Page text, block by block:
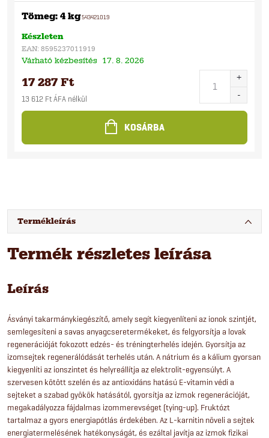
Tömeg: 4 kg543421019
Készleten
EAN: 8595237011919
Várható kézbesítés 17. 8. 2026
17 287 Ft
13 612 Ft ÁFA nélkül
KOSÁRBA
Termékleírás
Termék részletes leírása
Leírás
Ásványi takarmánykiegészítő, amely segít kiegyenlíteni az ionok szintjét,
semlegesíteni a savas anyagcseretermékeket, és felgyorsítja a lovak
regenerációját fokozott edzés- és tréningterhelés idején. Gyorsítja az
izomsejtek regenerálódását terhelés után. A nátrium és a kálium gyorsan
kiegyenlíti az ionszintet és helyreállítja az elektrolit-egyensúlyt. A
szervesen kötött szelén és az antioxidáns hatású E-vitamin védi a
sejteket a szabad gyökök hatásától, gyorsítja az izmok regenerációját,
megakadályozza fájdalmas izommerevséget (tying-up). Fruktózt
tartalmaz a gyors energiapótlás érdekében. Az L-karnitin növeli a sejtek
energiatermelésének hatékonyságát, és ezáltal javítja az izmok fizikai